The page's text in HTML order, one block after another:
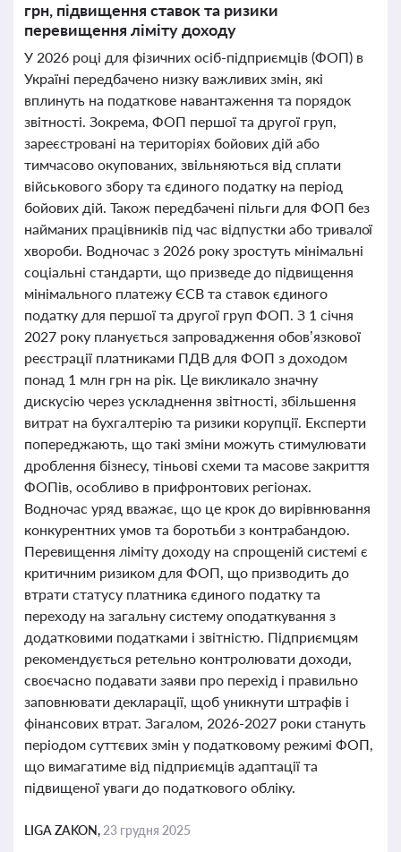
грн, підвищення ставок та ризики
перевищення ліміту доходу
У 2026 році для фізичних осіб-підприємців (ФОП) в
Україні передбачено низку важливих змін, які
вплинуть на податкове навантаження та порядок
звітності. Зокрема, ФОП першої та другої груп,
зареєстровані на територіях бойових дій або
тимчасово окупованих, звільняються від сплати
військового збору та єдиного податку на період
бойових дій. Також передбачені пільги для ФОП без
найманих працівників під час відпустки або тривалої
хвороби. Водночас з 2026 року зростуть мінімальні
соціальні стандарти, що призведе до підвищення
мінімального платежу ЄСВ та ставок єдиного
податку для першої та другої груп ФОП. З 1 січня
2027 року планується запровадження обов’язкової
реєстрації платниками ПДВ для ФОП з доходом
понад 1 млн грн на рік. Це викликало значну
дискусію через ускладнення звітності, збільшення
витрат на бухгалтерію та ризики корупції. Експерти
попереджають, що такі зміни можуть стимулювати
дроблення бізнесу, тіньові схеми та масове закриття
ФОПів, особливо в прифронтових регіонах.
Водночас уряд вважає, що це крок до вирівнювання
конкурентних умов та боротьби з контрабандою.
Перевищення ліміту доходу на спрощеній системі є
критичним ризиком для ФОП, що призводить до
втрати статусу платника єдиного податку та
переходу на загальну систему оподаткування з
додатковими податками і звітністю. Підприємцям
рекомендується ретельно контролювати доходи,
своєчасно подавати заяви про перехід і правильно
заповнювати декларації, щоб уникнути штрафів і
фінансових втрат. Загалом, 2026-2027 роки стануть
періодом суттєвих змін у податковому режимі ФОП,
що вимагатиме від підприємців адаптації та
підвищеної уваги до податкового обліку.
LIGA ZAKON, 23 грудня 2025